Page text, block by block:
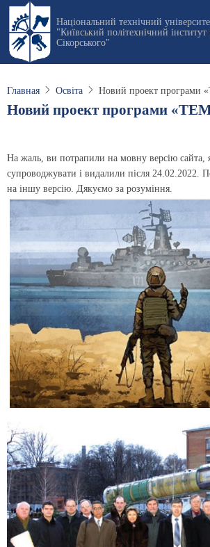
Перейти
основному
содержанию
Національний технічний
"Київський політехнічний інститут
Сікорського"
Главная Освіта Новий проект
Новий проект програми
На жаль, ви потрапили на мовну версію сайта,
супроводжувати і видалили після 24.02.2022.
на іншу версію. Дякуємо за розуміння.